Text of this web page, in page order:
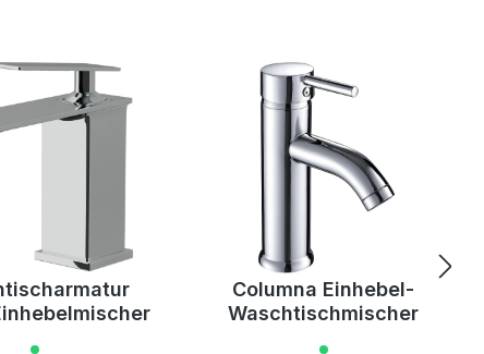
Columna Einhebel-
Waschtischmischer